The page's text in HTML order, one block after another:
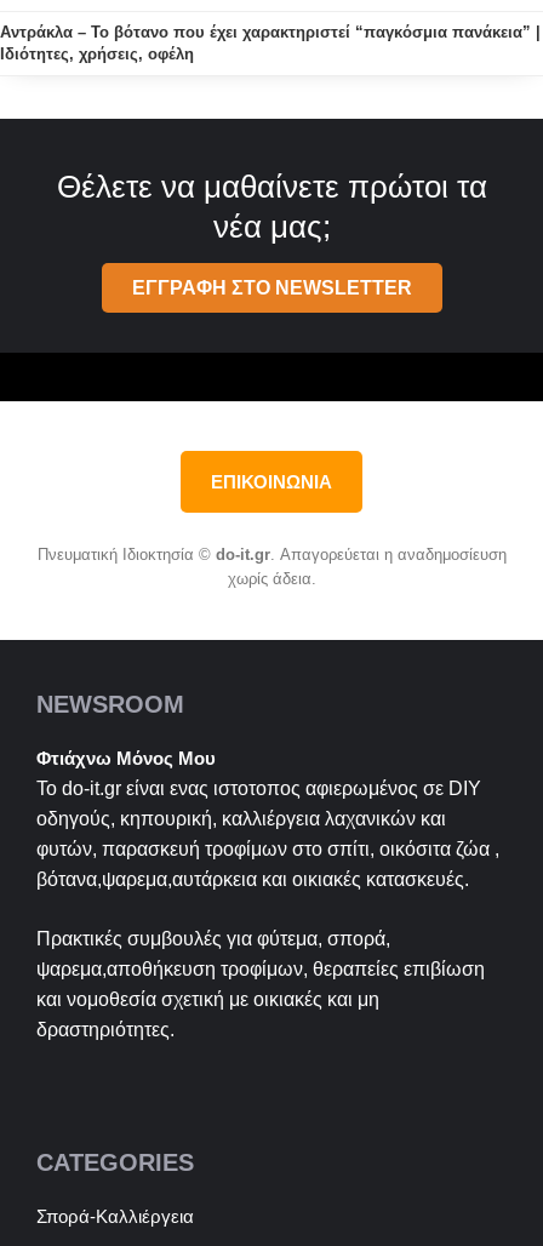
Αντράκλα – Το βότανο που έχει χαρακτηριστεί “παγκόσμια πανάκεια” |
Ιδιότητες, χρήσεις, οφέλη
Θέλετε να μαθαίνετε πρώτοι τα
νέα μας;
ΕΓΓΡΑΦΗ ΣΤΟ NEWSLETTER
ΕΠΙΚΟΙΝΩΝΙΑ
Πνευματική Ιδιοκτησία © do-it.gr. Απαγορεύεται η αναδημοσίευση
χωρίς άδεια.
NEWSROOM
Φτιάχνω Μόνος Μου
Το do-it.gr είναι ενας ιστοτοπος αφιερωμένος σε DIY
οδηγούς, κηπουρική, καλλιέργεια λαχανικών και
φυτών, παρασκευή τροφίμων στο σπίτι, οικόσιτα ζώα ,
βότανα,ψαρεμα,αυτάρκεια και οικιακές κατασκευές.
Πρακτικές συμβουλές για φύτεμα, σπορά,
ψαρεμα,αποθήκευση τροφίμων, θεραπείες επιβίωση
και νομοθεσία σχετική με οικιακές και μη
δραστηριότητες.
CATEGORIES
Σπορά-Καλλιέργεια